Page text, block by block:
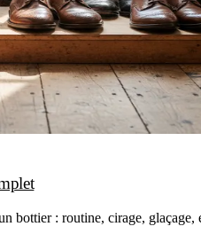
bottier : routine, cirage,